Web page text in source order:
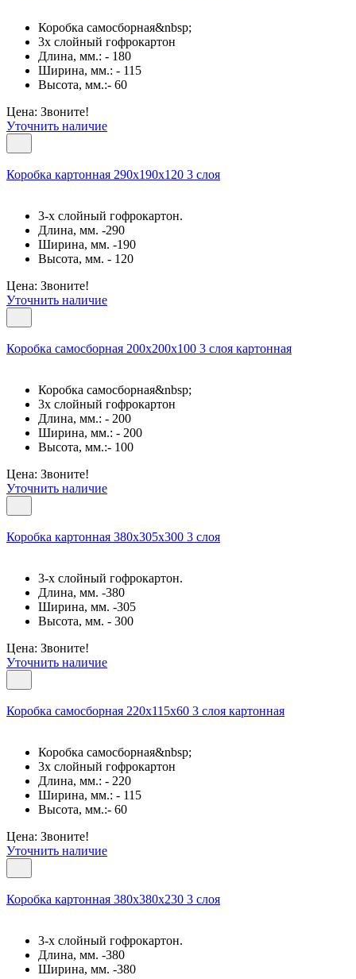
Коробка самосборная&nbsp;
3х слойный гофрокартон
Длина, мм.: - 180
Ширина, мм.: - 115
Высота, мм.:- 60
Цена: Звоните!
Уточнить наличие
Коробка картонная 290х190х120 3 слоя
3-х слойный гофрокартон.
Длина, мм. -290
Ширина, мм. -190
Высота, мм. - 120
Цена: Звоните!
Уточнить наличие
Коробка самосборная 200х200х100 3 слоя картонная
Коробка самосборная&nbsp;
3х слойный гофрокартон
Длина, мм.: - 200
Ширина, мм.: - 200
Высота, мм.:- 100
Цена: Звоните!
Уточнить наличие
Коробка картонная 380х305х300 3 слоя
3-х слойный гофрокартон.
Длина, мм. -380
Ширина, мм. -305
Высота, мм. - 300
Цена: Звоните!
Уточнить наличие
Коробка самосборная 220х115х60 3 слоя картонная
Коробка самосборная&nbsp;
3х слойный гофрокартон
Длина, мм.: - 220
Ширина, мм.: - 115
Высота, мм.:- 60
Цена: Звоните!
Уточнить наличие
Коробка картонная 380х380х230 3 слоя
3-х слойный гофрокартон.
Длина, мм. -380
Ширина, мм. -380